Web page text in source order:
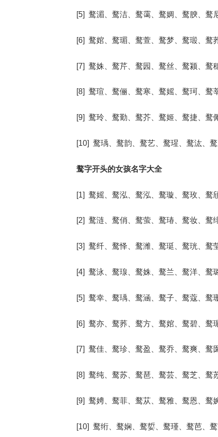
[5] 鹜湄、鹜洁、鹜霭、鹜婤、鹜腴、鹜
[6] 鹜婠、鹜瑂、鹜萱、鹜梦、鹜瑖、鹜
[7] 鹜姝、鹜芹、鹜园、鹜丝、鹜颍、鹜
[8] 鹜瑄、鹜俪、鹜寒、鹜媱、鹜珂、鹜
[9] 鹜玲、鹜勤、鹜芥、鹜姬、鹜捷、鹜
[10] 鹜瑀、鹜韵、鹜艺、鹜瑆、鹜汯、
鹜字开头的女孩名字大全
[1] 鹜媱、鹜泓、鹜泓、鹜璇、鹜玫、鹜
[2] 鹜涟、鹜俏、鹜萤、鹜瑃、鹜妆、鹜
[3] 鹜纤、鹜怿、鹜潍、鹜珽、鹜珖、鹜
[4] 鹜泳、鹜瑔、鹜姝、鹜兰、鹜洋、鹜
[5] 鹜幸、鹜瑀、鹜涵、鹜子、鹜蔻、鹜
[6] 鹜亦、鹜荞、鹜方、鹜婠、鹜碧、鹜
[7] 鹜佳、鹜珍、鹜盈、鹜乔、鹜爽、鹜
[8] 鹜纯、鹜苏、鹜琶、鹜芸、鹜芝、鹜
[9] 鹜娉、鹜菲、鹜苁、鹜雅、鹜恩、鹜
[10] 鹜绗、鹜娴、鹜娎、鹜瑾、鹜芭、